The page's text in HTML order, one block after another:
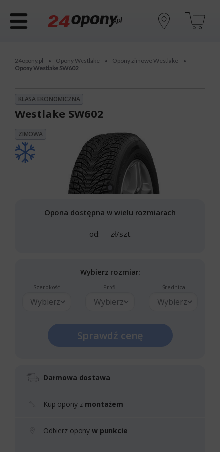
24opony.pl • Opony Westlake • Opony zimowe Westlake •
Opony Westlake SW602
KLASA EKONOMICZNA
Westlake SW602
ZIMOWA
Opona dostępna w wielu rozmiarach
od: zł/szt.
Wybierz rozmiar:
Szerokość
Wybierz
Profil
Wybierz
Średnica
Wybierz
Sprawdź cenę
Darmowa dostawa
Kup opony z montażem
Odbierz opony w punkcie